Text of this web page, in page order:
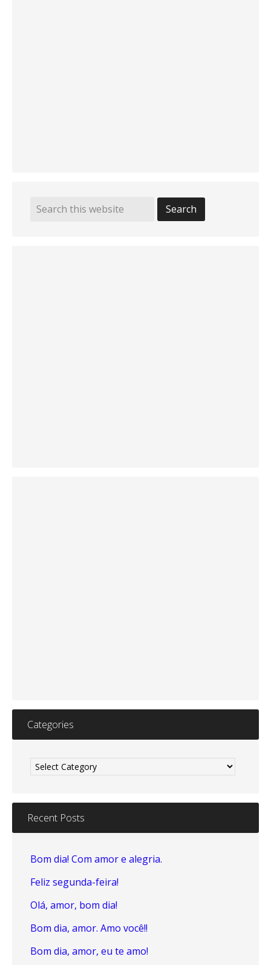
Categories
Recent Posts
Bom dia! Com amor e alegria.
Feliz segunda-feira!
Olá, amor, bom dia!
Bom dia, amor. Amo você!!
Bom dia, amor, eu te amo!